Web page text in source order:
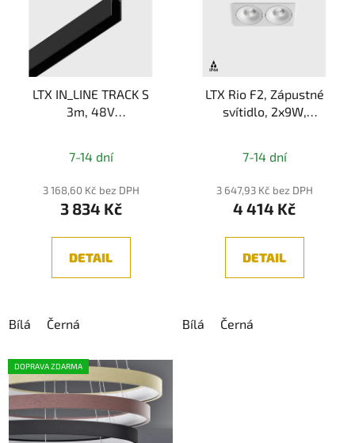
LTX IN_LINE TRACK S
3m, 48V
systém
7-14 dní
3 168,60 Kč bez DPH
3 834 Kč
DETAIL
Bílá Černá
LTX Rio F2, Zápustné
svítidlo, 2x9W,
7-14 dní
3 647,93 Kč bez DPH
4 414 Kč
DETAIL
Bílá Černá
DOPRAVA ZDARMA